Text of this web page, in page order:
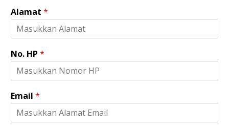
*
A
a
a
N
.
Alamat *
No. HP *
Email *